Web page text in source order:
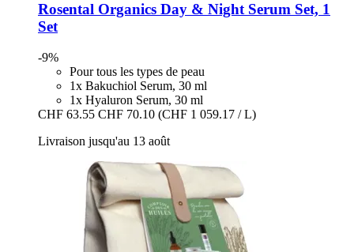
Rosental Organics Day & Night Serum Set, 1
Set
-9%
Pour tous les types de peau
1x Bakuchiol Serum, 30 ml
1x Hyaluron Serum, 30 ml
CHF 63.55 CHF 70.10 (CHF 1 059.17 / L)
Livraison jusqu'au 13 août